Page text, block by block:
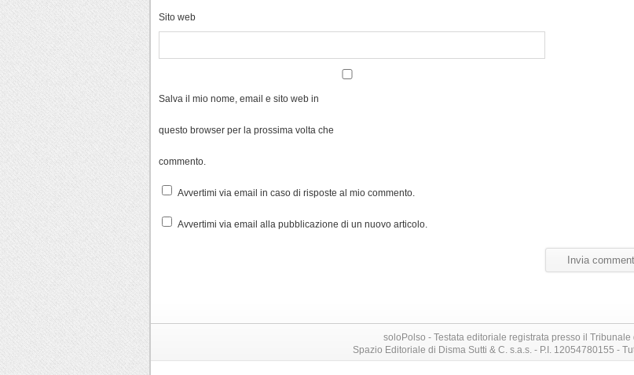
Sito web
Salva il mio nome, email e sito web in
questo browser per la prossima volta che
commento.
Avvertimi via email in caso di risposte al mio commento.
Avvertimi via email alla pubblicazione di un nuovo articolo.
soloPolso - Testata editoriale registrata presso il Tribunale
Spazio Editoriale di Disma Sutti & C. s.a.s. - P.I. 12054780155 -